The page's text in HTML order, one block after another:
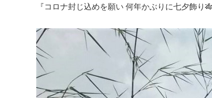
『コロナ封じ込めを願い 何年かぶりに七夕飾り